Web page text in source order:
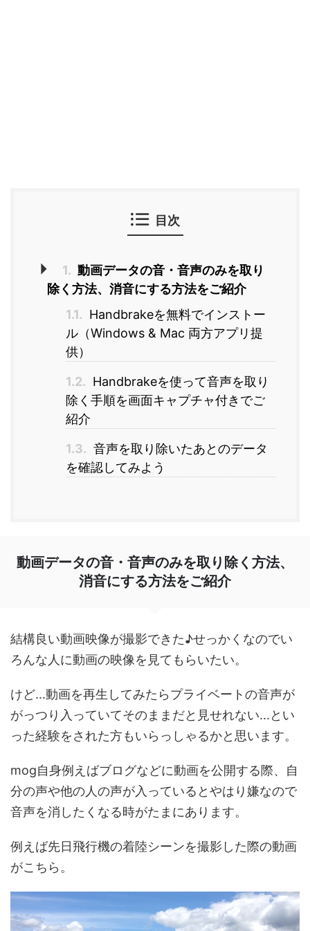
目次
1. 動画データの音・音声のみを取り
除く方法、消音にする方法をご紹介
1.1. Handbrakeを無料でインストー
ル（Windows & Mac 両方アプリ提
供）
1.2. Handbrakeを使って音声を取り
除く手順を画面キャプチャ付きでご
紹介
1.3. 音声を取り除いたあとのデータ
を確認してみよう
動画データの音・音声のみを取り除く方法、
消音にする方法をご紹介
結構良い動画映像が撮影できた♪せっかくなのでい
ろんな人に動画の映像を見てもらいたい。
けど...動画を再生してみたらプライベートの音声が
がっつり入っていてそのままだと見せれない...とい
った経験をされた方もいらっしゃるかと思います。
mog自身例えばブログなどに動画を公開する際、自
分の声や他の人の声が入っているとやはり嫌なので
音声を消したくなる時がたまにあります。
例えば先日飛行機の着陸シーンを撮影した際の動画
がこちら。
動
画